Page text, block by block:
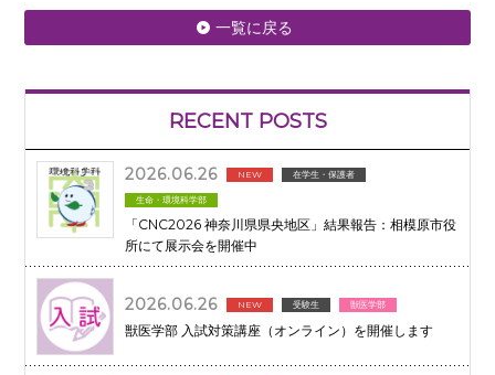
一覧に戻る
RECENT POSTS
2026.06.26 NEW 在学生・保護者
生命・環境科学部
「CNC2026 神奈川県県央地区」結果報告：相模原市役
所にて展示会を開催中
2026.06.26 NEW 受験生 獣医学部
獣医学部 入試対策講座（オンライン）を開催します